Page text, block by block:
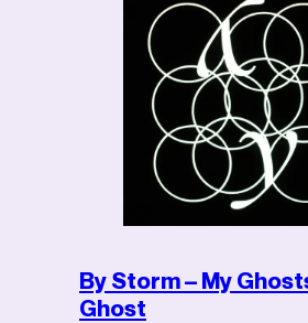
By Storm – My
Ghost